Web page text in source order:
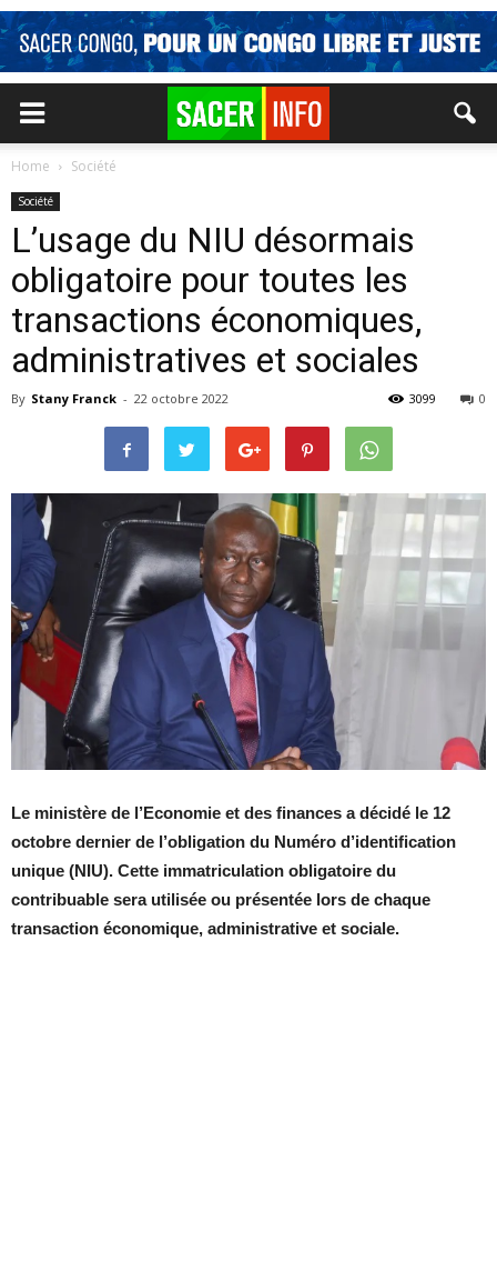
Home Société
Société
L’usage du NIU désormais
obligatoire pour toutes les
transactions économiques,
administratives et sociales
By Stany Franck - 22 octobre 2022 0
3099
Le ministère de l’Economie et des finances a décidé le 12
octobre dernier de l’obligation du Numéro d’identification
unique (NIU). Cette immatriculation obligatoire du
contribuable sera utilisée ou présentée lors de chaque
transaction économique, administrative et sociale.